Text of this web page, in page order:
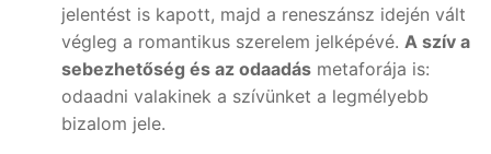
jelentést is kapott, majd a reneszánsz idején vált
végleg a romantikus szerelem jelképévé. A szív a
sebezhetőség és az odaadás metaforája is:
odaadni valakinek a szívünket a legmélyebb
bizalom jele.